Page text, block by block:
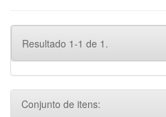
Resultado 1-1 de 1.
Conjunto de itens: